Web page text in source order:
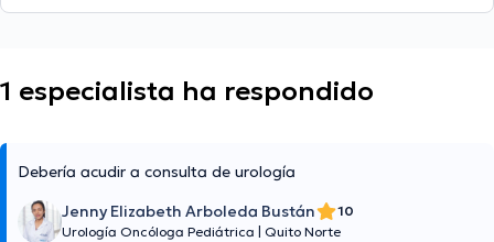
1 especialista ha respondido
Debería acudir a consulta de urología
Jenny Elizabeth Arboleda Bustán
10
Urología Oncóloga Pediátrica
Quito Norte